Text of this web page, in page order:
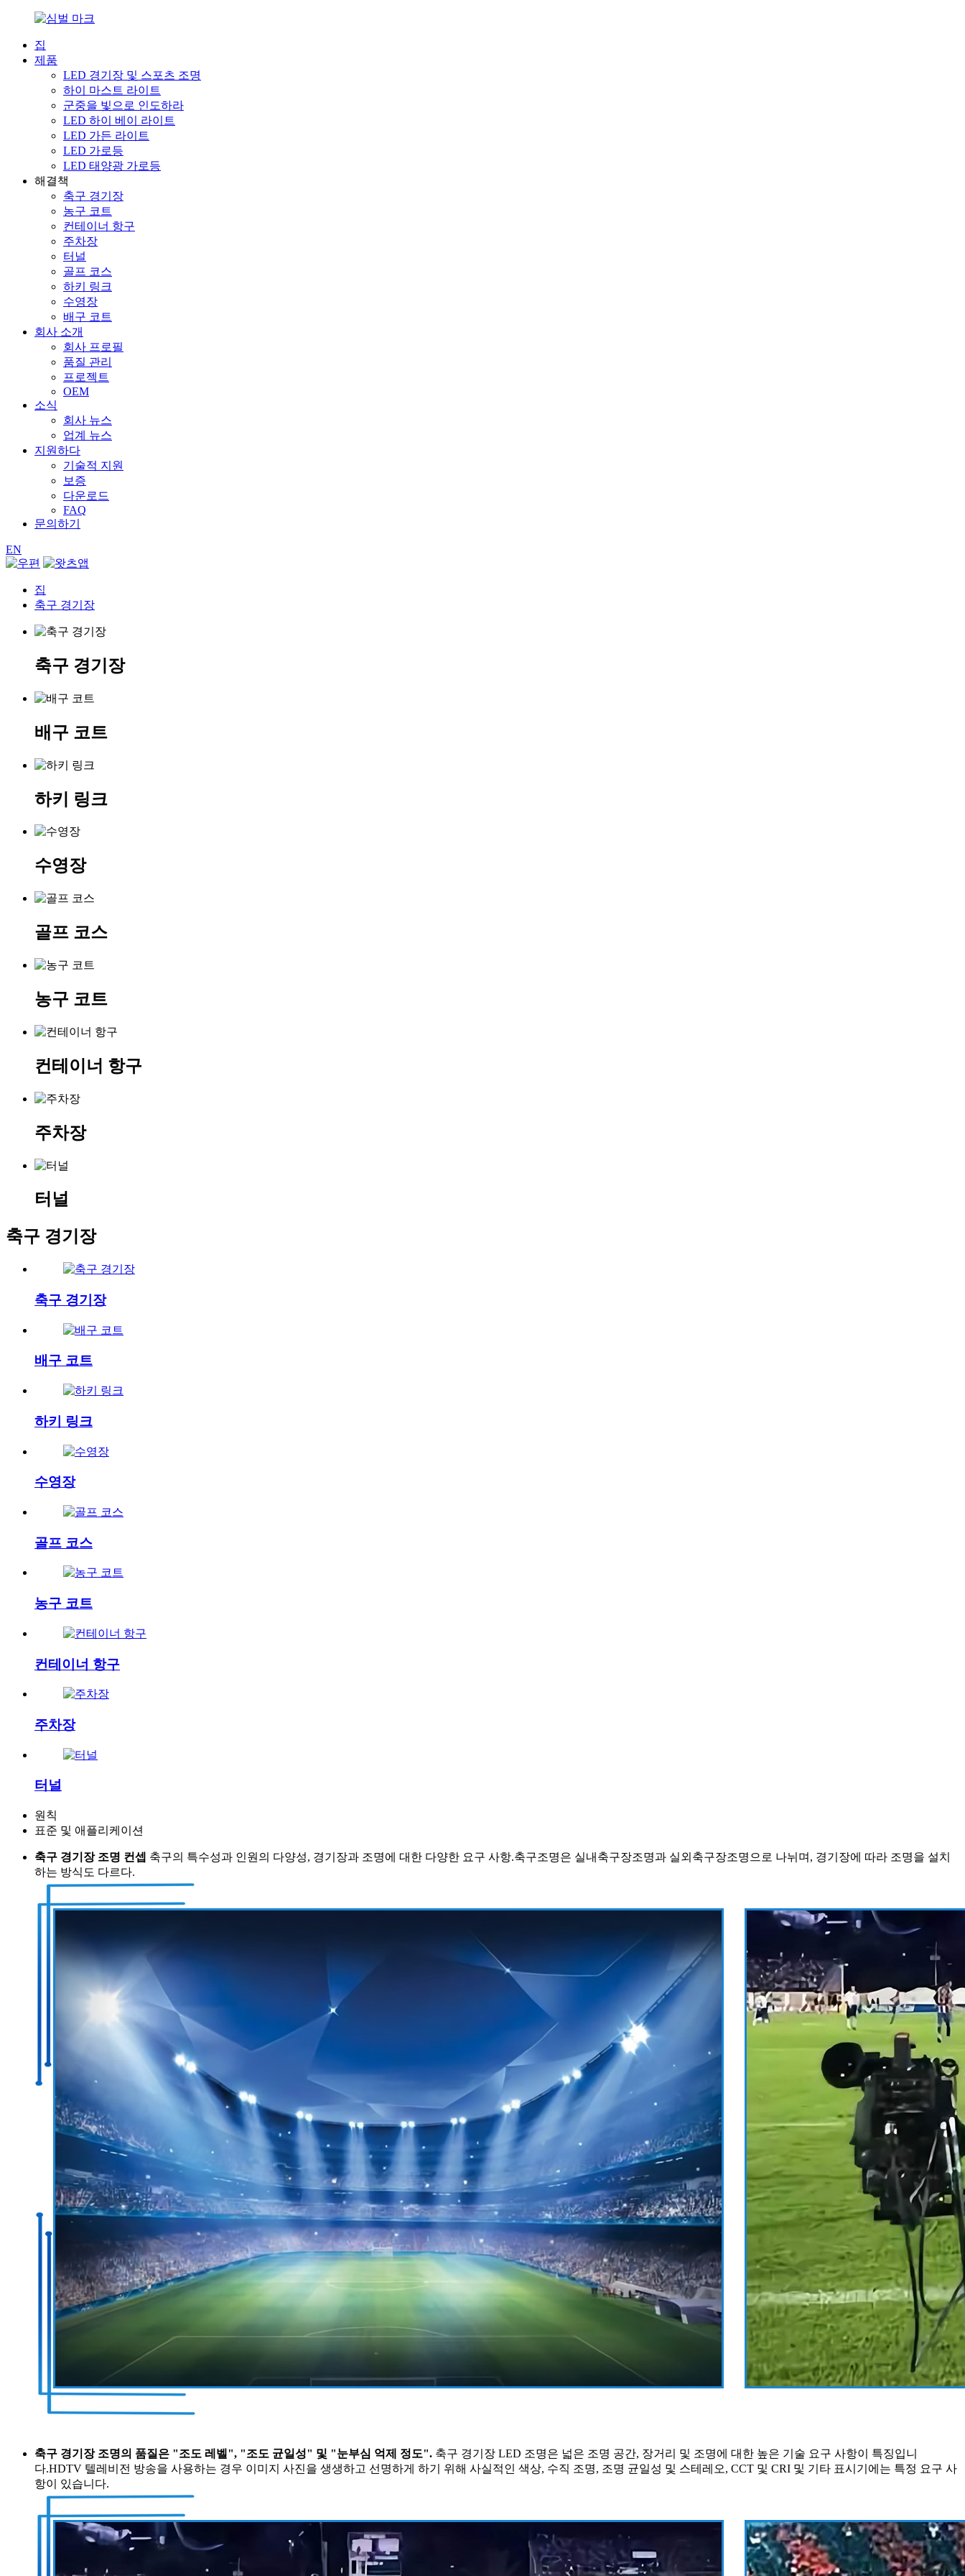
집
제품
LED 경기장 및 스포츠 조명
하이 마스트 라이트
군중을 빛으로 인도하라
LED 하이 베이 라이트
LED 가든 라이트
LED 가로등
LED 태양광 가로등
해결책
축구 경기장
농구 코트
컨테이너 항구
주차장
터널
골프 코스
하키 링크
수영장
배구 코트
회사 소개
회사 프로필
품질 관리
프로젝트
OEM
소식
회사 뉴스
업계 뉴스
지원하다
기술적 지원
보증
다운로드
FAQ
문의하기
EN
집
축구 경기장
축구 경기장
배구 코트
하키 링크
수영장
골프 코스
농구 코트
컨테이너 항구
주차장
터널
축구 경기장
축구 경기장
배구 코트
하키 링크
수영장
골프 코스
농구 코트
컨테이너 항구
주차장
터널
원칙
표준 및 애플리케이션
축구 경기장 조명 컨셉 축구의 특수성과 인원의 다양성, 경기장과 조명에 대한 다양한 요구 사항.축구조명은 실내축구장조명과 실외축구장조명으로 나뉘며, 경기장에 따라 조명을 설치
하는 방식도 다르다.
축구 경기장 조명의 품질은 "조도 레벨", "조도 균일성" 및 "눈부심 억제 정도". 축구 경기장 LED 조명은 넓은 조명 공간, 장거리 및 조명에 대한 높은 기술 요구 사항이 특징입니
다.HDTV 텔레비전 방송을 사용하는 경우 이미지 사진을 생생하고 선명하게 하기 위해 사실적인 색상, 수직 조명, 조명 균일성 및 스테레오, CCT 및 CRI 및 기타 표시기에는 특정 요구 사
항이 있습니다.